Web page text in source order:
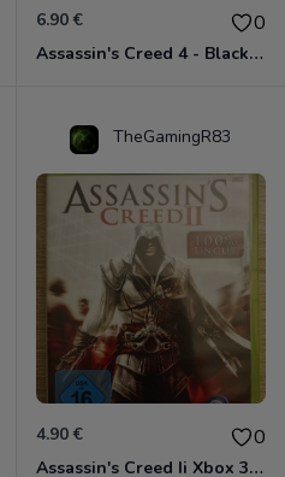
6.90 € 0
Assassin's Creed 4 - Black Flag - Edition Benelux Xbox 360
TheGamingR83
4.90 € 0
Assassin's Creed Ii Xbox 360